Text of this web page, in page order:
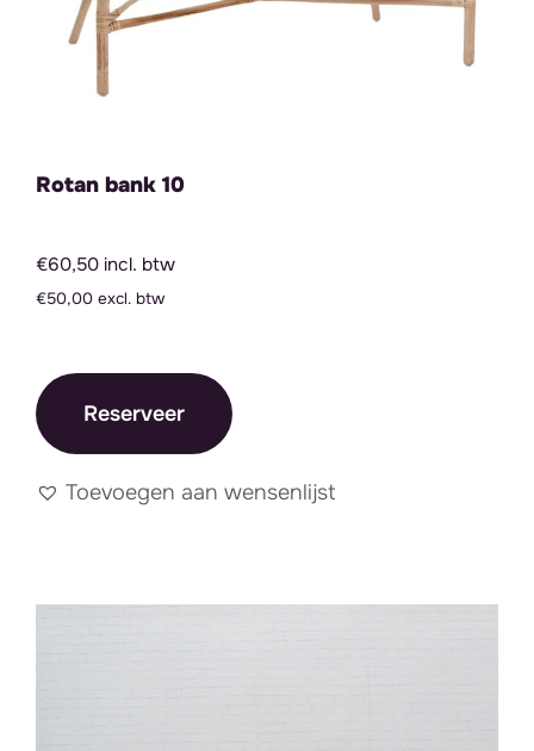
Rotan bank 10
€60,50 incl. btw
€50,00 excl. btw
Reserveer
Toevoegen aan wensenlijst